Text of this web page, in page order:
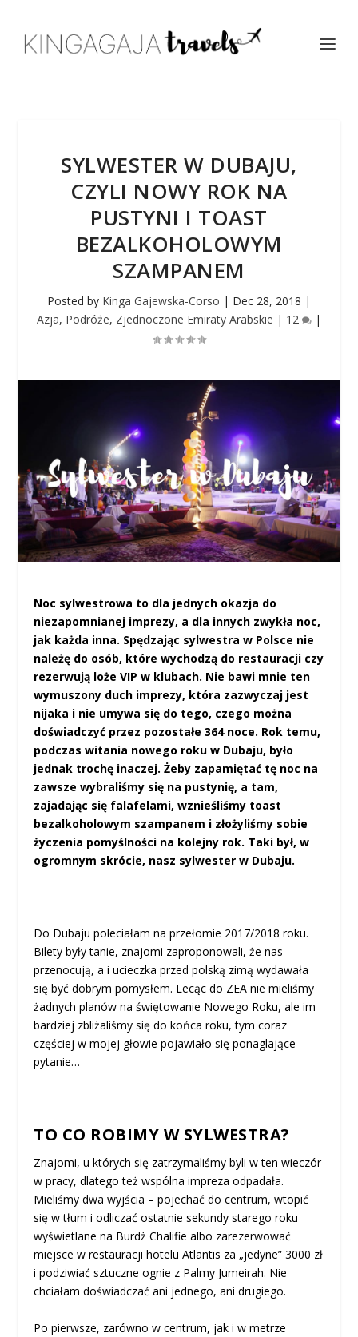
SYLWESTER W DUBAJU,
CZYLI NOWY ROK NA
PUSTYNI I TOAST
BEZALKOHOLOWYM
SZAMPANEM
Posted by Kinga Gajewska-Corso | Dec 28, 2018 |
Azja, Podróże, Zjednoczone Emiraty Arabskie | 12 |
Noc sylwestrowa to dla jednych okazja do
niezapomnianej imprezy, a dla innych zwykła noc,
jak każda inna. Spędzając sylwestra w Polsce nie
należę do osób, które wychodzą do restauracji czy
rezerwują loże VIP w klubach. Nie bawi mnie ten
wymuszony duch imprezy, która zazwyczaj jest
nijaka i nie umywa się do tego, czego można
doświadczyć przez pozostałe 364 noce. Rok temu,
podczas witania nowego roku w Dubaju, było
jednak trochę inaczej. Żeby zapamiętać tę noc na
zawsze wybraliśmy się na pustynię, a tam,
zajadając się falafelami, wznieśliśmy toast
bezalkoholowym szampanem i złożyliśmy sobie
życzenia pomyślności na kolejny rok. Taki był, w
ogromnym skrócie, nasz sylwester w Dubaju.
Do Dubaju poleciałam na przełomie 2017/2018 roku.
Bilety były tanie, znajomi zaproponowali, że nas
przenocują, a i ucieczka przed polską zimą wydawała
się być dobrym pomysłem. Lecąc do ZEA nie mieliśmy
żadnych planów na świętowanie Nowego Roku, ale im
bardziej zbliżaliśmy się do końca roku, tym coraz
częściej w mojej głowie pojawiało się ponaglające
pytanie…
TO CO ROBIMY W SYLWESTRA?
Znajomi, u których się zatrzymaliśmy byli w ten wieczór
w pracy, dlatego też wspólna impreza odpadała.
Mieliśmy dwa wyjścia – pojechać do centrum, wtopić
się w tłum i odliczać ostatnie sekundy starego roku
wyświetlane na Burdż Chalifie albo zarezerwować
miejsce w restauracji hotelu Atlantis za „jedyne” 3000 zł
i podziwiać sztuczne ognie z Palmy Jumeirah. Nie
chciałam doświadczać ani jednego, ani drugiego.
Po pierwsze, zarówno w centrum, jak i w metrze